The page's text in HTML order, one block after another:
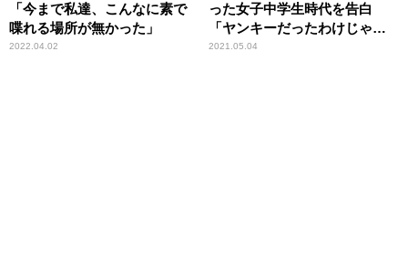
「今まで私達、こんなに素で
喋れる場所が無かった」
2022.04.02
った女子中学生時代を告白
「ヤンキーだったわけじゃな
いですよ？」
2021.05.04